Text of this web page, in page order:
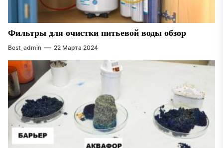
Фильтры для очистки питьевой воды обзор
Best_admin 22 Марта 2024